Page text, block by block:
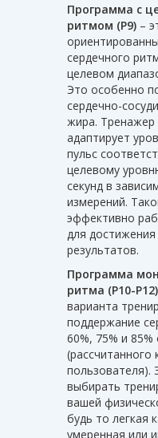
Программа с
ритмом (P9) –
сердечного
целевом
Это особенно
сердечно-
жира. Тренажер
адаптирует
пульс
целевому
секунд в
измерений.
эффективно
для
результатов.
Программа
ритма (P10-P12)
варианта
поддержание
60%, 75% и
(рассчитанного
выбирать
вашей
будь то легкая
умеренная или